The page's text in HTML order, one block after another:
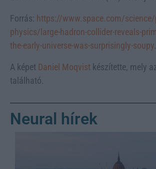
Forrás: https://www.space.com/
physics/large-hadron-collider-reveals-
the-early-universe-was-surprisingly-soupy.
A képet Daniel Moqvist készítette, mely
található.
Neural hírek